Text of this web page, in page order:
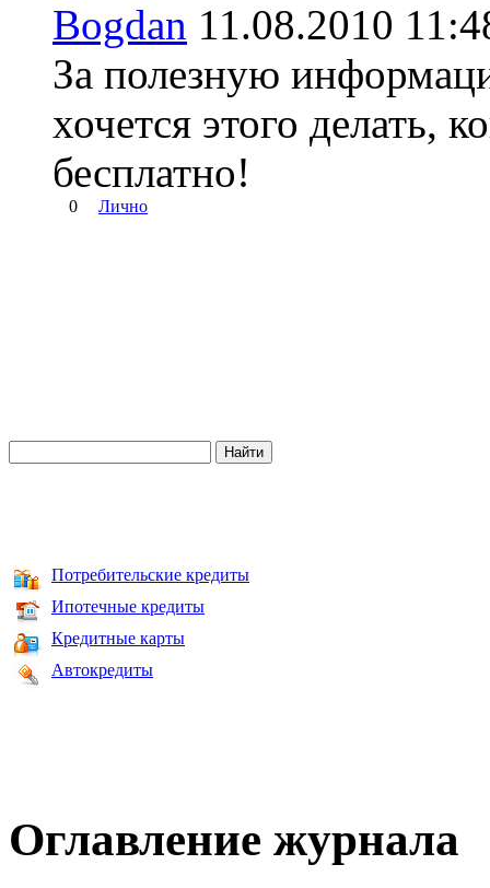
Bogdan 11.08.2010
За полезную
хочется этого делать,
бесплатно!
0 Лично
Потребительские кредиты
Ипотечные кредиты
Кредитные карты
Автокредиты
Оглавление журнала